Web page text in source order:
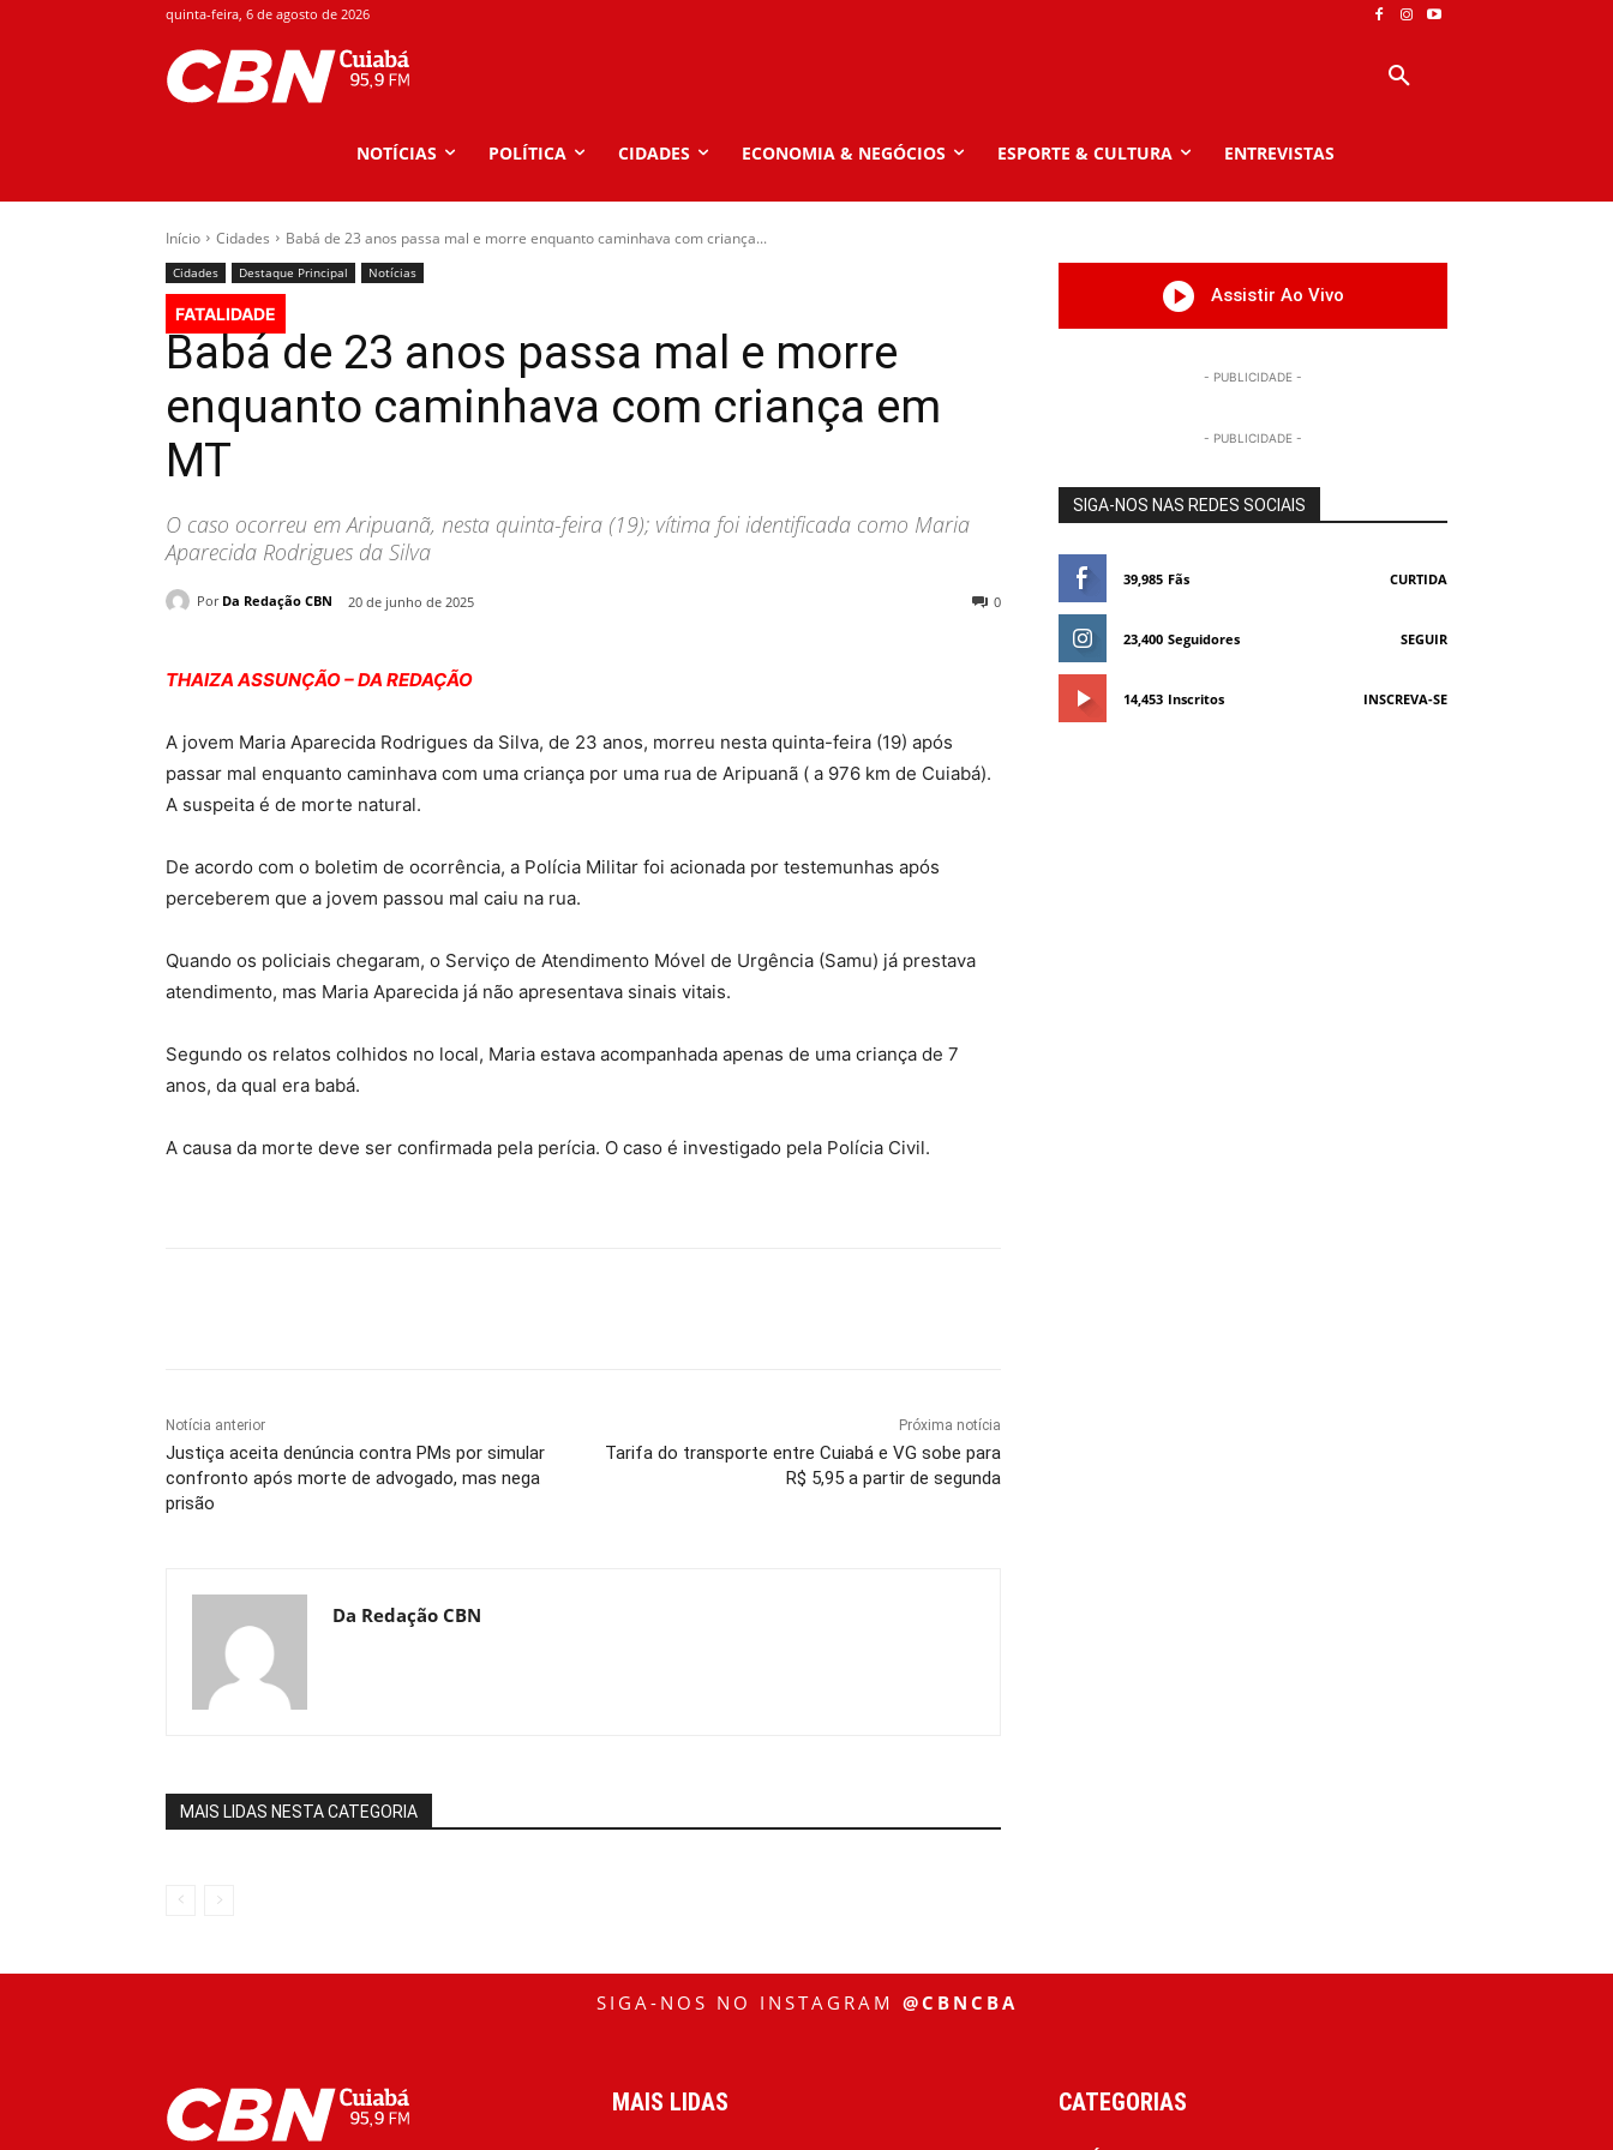
quinta-feira, 6 de agosto de 2026
NOTÍCIAS POLÍTICA CIDADES ECONOMIA & NEGÓCIOS ESPORTE & CULTURA ENTREVISTAS
Início Cidades Babá de 23 anos passa mal e morre enquanto caminhava com criança...
Cidades Destaque Principal Notícias
FATALIDADE
Babá de 23 anos passa mal e morre
enquanto caminhava com criança em
MT
O caso ocorreu em Aripuanã, nesta quinta-feira (19); vítima foi identificada como Maria
Aparecida Rodrigues da Silva
Por Da Redação CBN 20 de junho de 2025 0
THAIZA ASSUNÇÃO – DA REDAÇÃO
A jovem Maria Aparecida Rodrigues da Silva, de 23 anos, morreu nesta quinta-feira (19) após
passar mal enquanto caminhava com uma criança por uma rua de Aripuanã ( a 976 km de Cuiabá).
A suspeita é de morte natural.
De acordo com o boletim de ocorrência, a Polícia Militar foi acionada por testemunhas após
perceberem que a jovem passou mal caiu na rua.
Quando os policiais chegaram, o Serviço de Atendimento Móvel de Urgência (Samu) já prestava
atendimento, mas Maria Aparecida já não apresentava sinais vitais.
Segundo os relatos colhidos no local, Maria estava acompanhada apenas de uma criança de 7
anos, da qual era babá.
A causa da morte deve ser confirmada pela perícia. O caso é investigado pela Polícia Civil.
Notícia anterior
Justiça aceita denúncia contra PMs por simular
confronto após morte de advogado, mas nega
prisão
Próxima notícia
Tarifa do transporte entre Cuiabá e VG sobe para
R$ 5,95 a partir de segunda
Da Redação CBN
MAIS LIDAS NESTA CATEGORIA
Assistir Ao Vivo
- PUBLICIDADE -
- PUBLICIDADE -
SIGA-NOS NAS REDES SOCIAIS
39,985 Fãs CURTIDA
23,400 Seguidores SEGUIR
14,453 Inscritos INSCREVA-SE
SIGA-NOS NO INSTAGRAM @CBNCBA
MAIS LIDAS CATEGORIAS